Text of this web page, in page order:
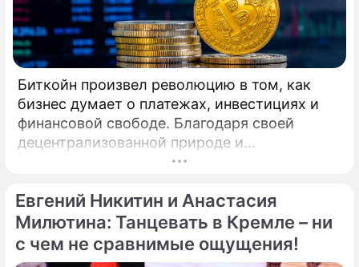
турнире профессионалов по
латиноамериканской программе.
Биткойн произвел революцию в том, как
бизнес думает о платежах, инвестициях и
финансовой свободе. Благодаря своей
децентрализованной природе и
безграничной функциональности Биткойн
возможности для расширения своего
присутствия. Однако наряду с
преимуществами возникают и серьезные
проблемы, особенно в нормативно-
Евгений Никитин и Анастасия
Милютина: Танцевать в Кремле – ни
с чем не сравнимые ощущения!